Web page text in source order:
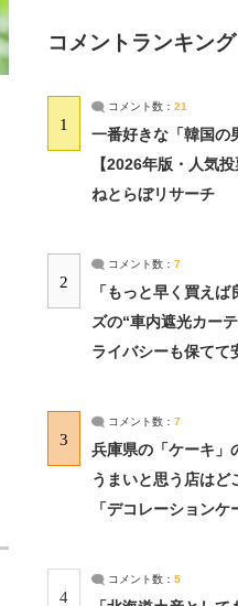
コメントランキング
1
コメント数： 21
一番好きな「韓国の
【2026年版・人気
ねとらぼリサーチ
2
コメント数： 7
「もっと早く買え
ズの“車内遮光カー
ライバシーも保てて
3
コメント数： 7
兵庫県の「ケーキ
うまいと思う店はど
「デコレーションケ
4
コメント数： 5